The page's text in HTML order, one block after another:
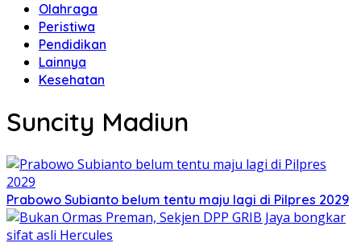
Olahraga
Peristiwa
Pendidikan
Lainnya
Kesehatan
Suncity Madiun
Prabowo Subianto belum tentu maju lagi di Pilpres 2029